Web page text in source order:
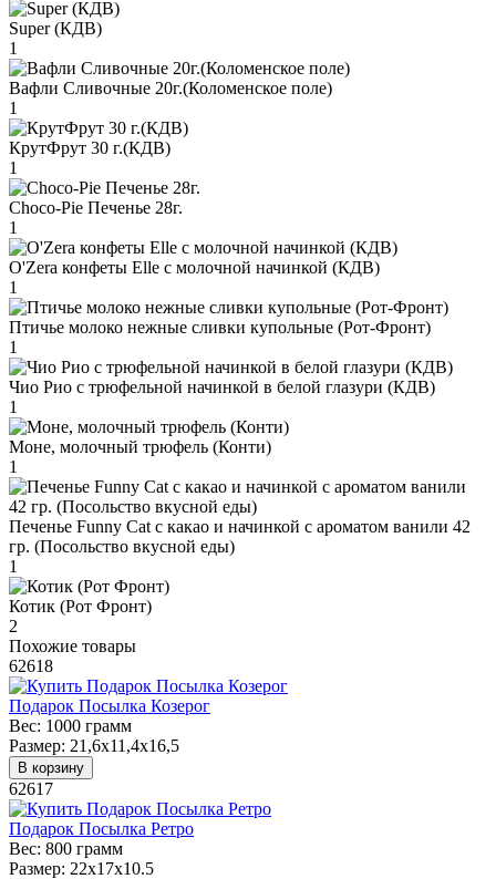
Super (КДВ)
1
Вафли Сливочные 20г.(Коломенское поле)
1
КрутФрут 30 г.(КДВ)
1
Choco-Pie Печенье 28г.
1
O'Zera конфеты Elle с молочной начинкой (КДВ)
1
Птичье молоко нежные сливки купольные (Рот-Фронт)
1
Чио Рио с трюфельной начинкой в белой глазури (КДВ)
1
Моне, молочный трюфель (Конти)
1
Печенье Funny Сat с какао и начинкой с ароматом ванили 42
гр. (Посольство вкусной еды)
1
Котик (Рот Фронт)
2
Похожие товары
62618
Подарок Посылка Козерог
Вес: 1000 грамм
Размер: 21,6x11,4x16,5
В корзину
62617
Подарок Посылка Ретро
Вес: 800 грамм
Размер: 22х17х10.5